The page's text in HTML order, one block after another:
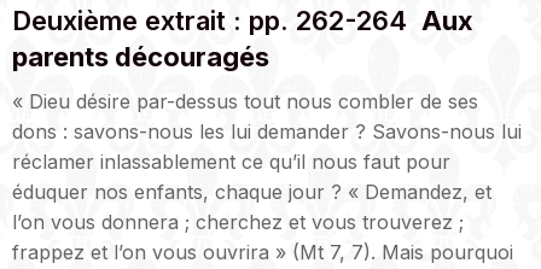
Deuxième extrait : pp. 262-264 Aux
parents découragés
« Dieu désire par-dessus tout nous combler de ses
dons : savons-nous les lui demander ? Savons-nous lui
réclamer inlassablement ce qu’il nous faut pour
éduquer nos enfants, chaque jour ? « Demandez, et
l’on vous donnera ; cherchez et vous trouverez ;
frappez et l’on vous ouvrira » (Mt 7, 7). Mais pourquoi